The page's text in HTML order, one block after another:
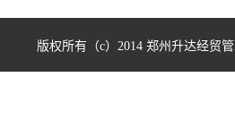
版权所有（c）2014 郑州升达经贸